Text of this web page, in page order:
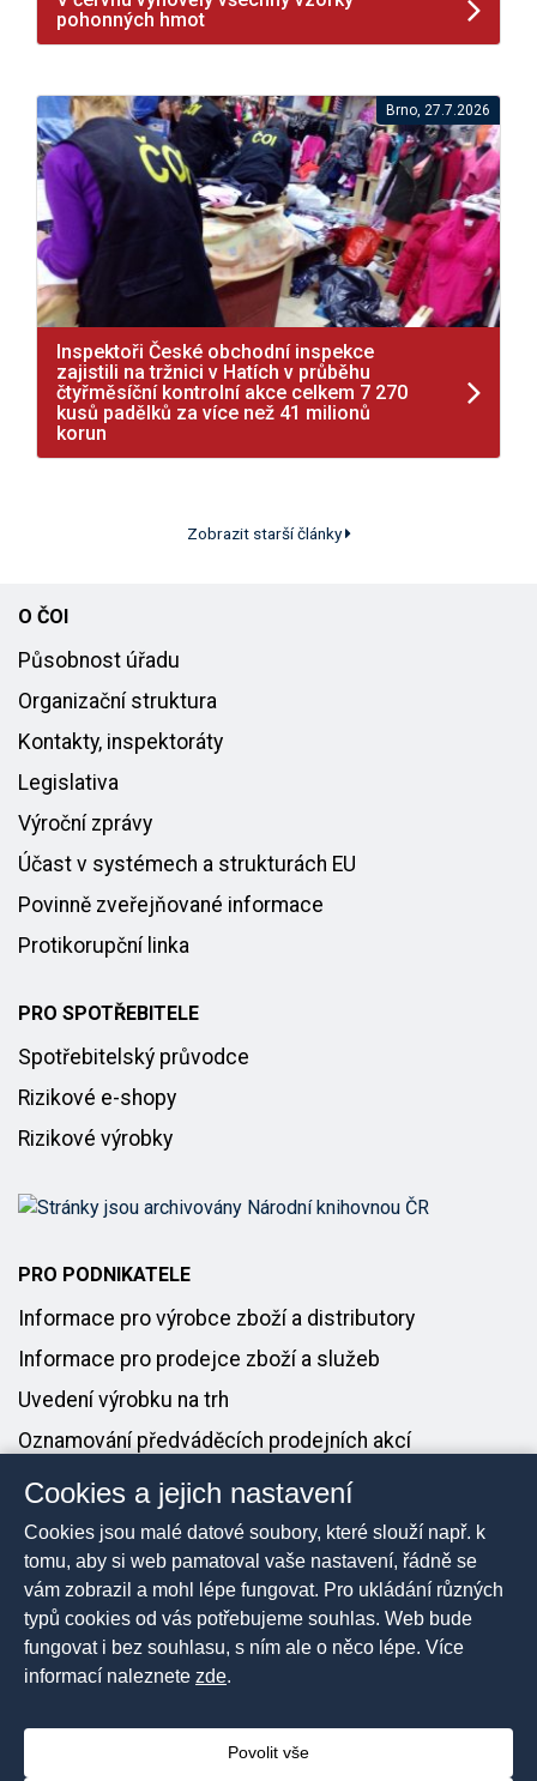
pohonných hmot
Brno, 27.7.2026
Inspektoři České obchodní inspekce
zajistili na tržnici v Hatích v průběhu
čtyřměsíční kontrolní akce celkem 7 270
kusů padělků za více než 41 milionů
korun
Zobrazit starší články
O ČOI
Působnost úřadu
Organizační struktura
Kontakty, inspektoráty
Legislativa
Výroční zprávy
Účast v systémech a strukturách EU
Povinně zveřejňované informace
Protikorupční linka
PRO SPOTŘEBITELE
Spotřebitelský průvodce
Rizikové e-shopy
Rizikové výrobky
PRO PODNIKATELE
Informace pro výrobce zboží a distributory
Informace pro prodejce zboží a služeb
Uvedení výrobku na trh
Oznamování předváděcích prodejních akcí
PRO MÉDIA
Tiskové zprávy
Kontakt pro média
vyhrazena
Cookies a jejich nastavení
Cookies jsou malé datové soubory, které slouží např. k
tomu, aby si web pamatoval vaše nastavení, řádně se
vám zobrazil a mohl lépe fungovat. Pro ukládání různých
typů cookies od vás potřebujeme souhlas. Web bude
fungovat i bez souhlasu, s ním ale o něco lépe. Více
informací naleznete zde.
Povolit vše